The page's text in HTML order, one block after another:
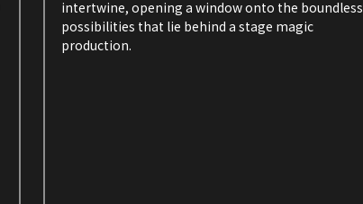
intertwine, opening a window onto the boundless
possibilities that lie behind a stage magic
production.